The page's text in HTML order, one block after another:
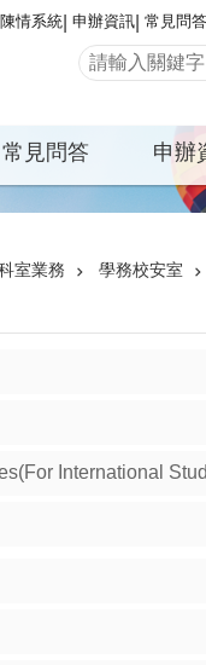
陳情系統 申辦資訊 常見問答
常見問答 申辦
室業務 學務校安室
International